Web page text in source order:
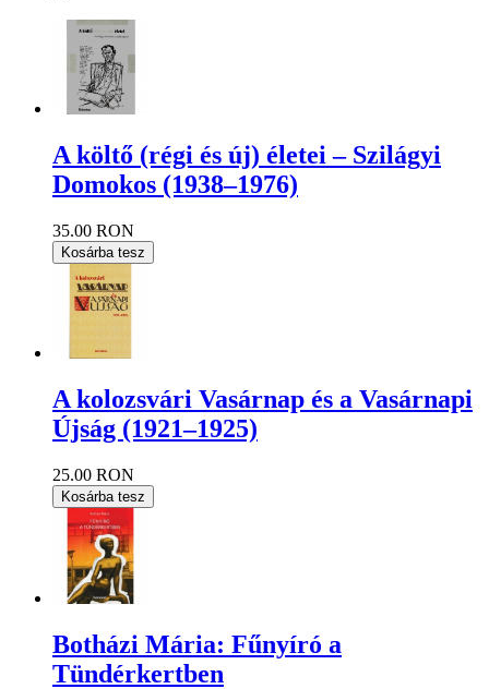
A költő (régi és új) életei – Szilágyi
Domokos (1938–1976)
35.00 RON
Kosárba tesz
A kolozsvári Vasárnap és a Vasárnapi
Újság (1921–1925)
25.00 RON
Kosárba tesz
Botházi Mária: Fűnyíró a
Tündérkertben